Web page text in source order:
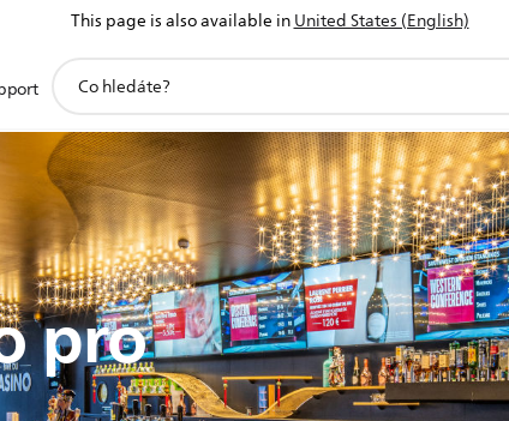
This page is also available inUnited States (English)
search
pro